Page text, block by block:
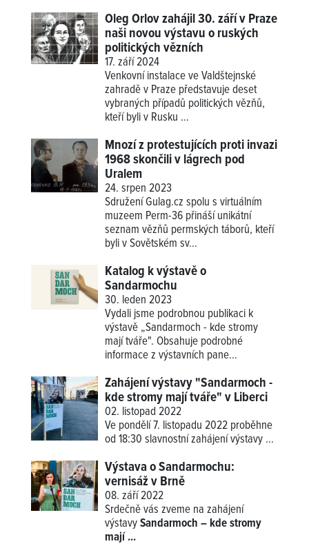
Oleg Orlov zahájil 30. září v Praze
naši novou výstavu o ruských
politických vězních
17. září 2024
Venkovní instalace ve Valdštejnské
zahradě v Praze představuje deset
vybraných případů politických vězňů,
kteří byli v Rusku ...
Mnozí z protestujících proti invazi
1968 skončili v lágrech pod
Uralem
24. srpen 2023
Sdružení Gulag.cz spolu s virtuálním
muzeem Perm-36 přináší unikátní
seznam vězňů permských táborů, kteří
byli v Sovětském sv...
Katalog k výstavě o
Sandarmochu
30. leden 2023
Vydali jsme podrobnou publikaci k
výstavě „Sandarmoch - kde stromy
mají tváře". Obsahuje podrobné
informace z výstavních pane...
Zahájení výstavy "Sandarmoch -
kde stromy mají tváře" v Liberci
02. listopad 2022
Ve pondělí 7. listopadu 2022 proběhne
od 18:30 slavnostní zahájenívýstavy ...
Výstava o Sandarmochu:
vernisáž v Brně
08. září 2022
Srdečně vás zveme na zahájení
výstavySandarmoch – kde stromy
mají ...